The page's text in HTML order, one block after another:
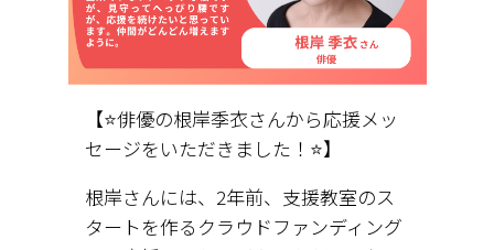
【⭐️俳優の根岸季衣さんから応援メッ
セージをいただきました！⭐️】
根岸さんには、2年前、支援教室のス
タートを作るクラウドファンディング